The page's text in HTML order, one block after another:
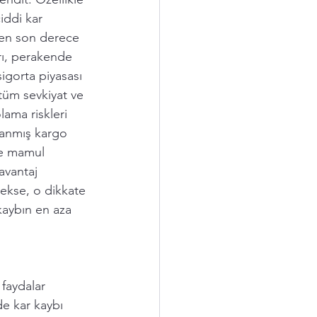
kar
son derece
perakende
piyasası
sevkiyat ve
riskleri
kargo
mamul
o dikkate
en aza
kar kaybı